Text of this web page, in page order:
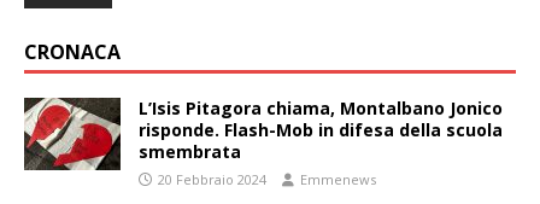
CRONACA
L’Isis Pitagora chiama, Montalbano Jonico
risponde. Flash-Mob in difesa della scuola
smembrata
20 Febbraio 2024 Emmenews